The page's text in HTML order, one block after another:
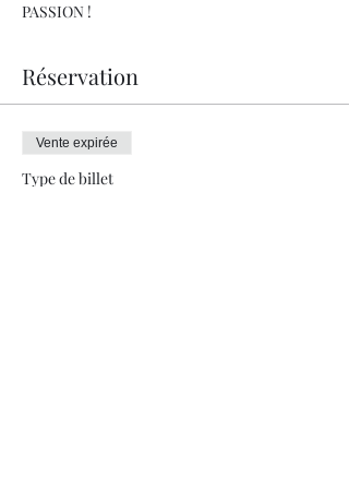
PASSION !
Réservation
Vente expirée
Type de billet